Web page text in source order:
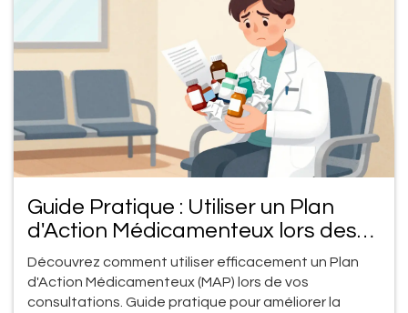
Guide Pratique : Utiliser un Plan
d'Action Médicamenteux lors des
Consultations
Découvrez comment utiliser efficacement un Plan
d'Action Médicamenteux (MAP) lors de vos
consultations. Guide pratique pour améliorer la